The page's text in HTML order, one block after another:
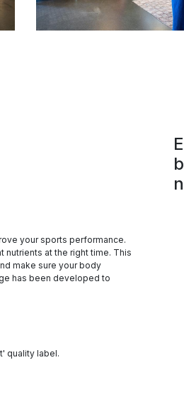
your sports performance.
nutrients at the right time. This
make sure your body
has been developed to
quality label.